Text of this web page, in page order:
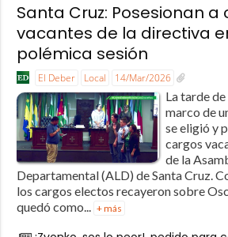
Santa Cruz: Posesionan a
vacantes de la directiva
polémica sesión
El Deber Local 14/Mar/2026
La tarde
marco de
se eligió y
cargos
de la
Departamental (ALD) de Santa Cruz.
los cargos electos recayeron sobre
quedó como... + más